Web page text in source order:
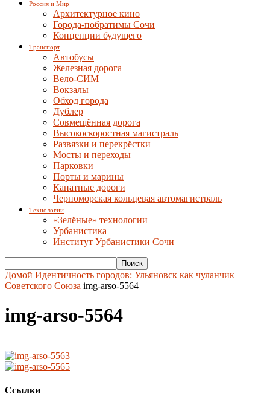
Россия и Мир
Архитектурное кино
Города-побратимы Сочи
Концепции будущего
Транспорт
Автобусы
Железная дорога
Вело-СИМ
Вокзалы
Обход города
Дублер
Совмещённая дорога
Высокоскоростная магистраль
Развязки и перекрёстки
Мосты и переходы
Парковки
Порты и марины
Канатные дороги
Черноморская кольцевая автомагистраль
Технологии
«Зелёные» технологии
Урбанистика
Институт Урбанистики Сочи
Домой Идентичность городов: Ульяновск как чуланчик
Советского Союза img-arso-5564
img-arso-5564
Ссылки